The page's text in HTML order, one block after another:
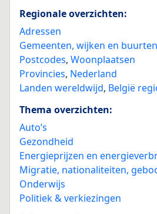
Regionale overzichten:
Adressen
Gemeenten, wijken en buurten
Postcodes, Woonplaatsen
Provincies, Nederland
Landen wereldwijd, België
Thema overzichten:
Auto’s
Gezondheid
Energieprijzen en
Migratie, nationaliteiten,
Onderwijs
Politiek & verkiezingen